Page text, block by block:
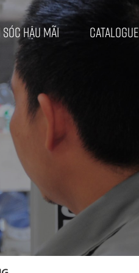
sóc hậu mãi Catalogue